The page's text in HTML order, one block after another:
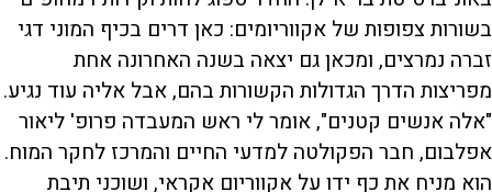
בשורות צפופות של אקווריומים: כאן דרים בכיף המוני דגי
זברה נמרצים, ומכאן גם יצאה בשנה האחרונה אחת
מפריצות הדרך הגדולות הקשורות בהם, אבל אליה עוד נגיע.
"אלה אנשים קטנים", אומר לי ראש המעבדה פרופ' ליאור
אפלבום, חבר הפקולטה למדעי החיים והמרכז לחקר המוח.
הוא מניח את כף ידו על אקווריום אקראי, ושוכני תיבת